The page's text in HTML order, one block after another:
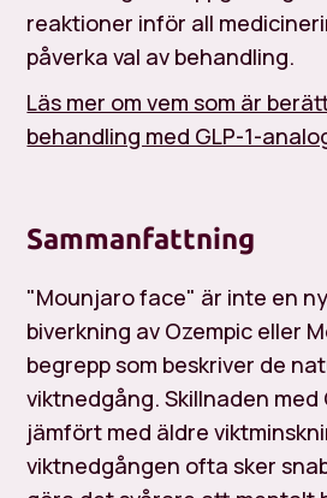
reaktioner inför all
påverka val av behandling.
Läs mer om vem som är
behandling med GLP-1-
Sammanfattning
"Mounjaro face" är inte en
biverkning av Ozempic eller
begrepp som beskriver de
viktnedgång. Skillnaden med
jämfört med äldre
viktnedgången ofta sker